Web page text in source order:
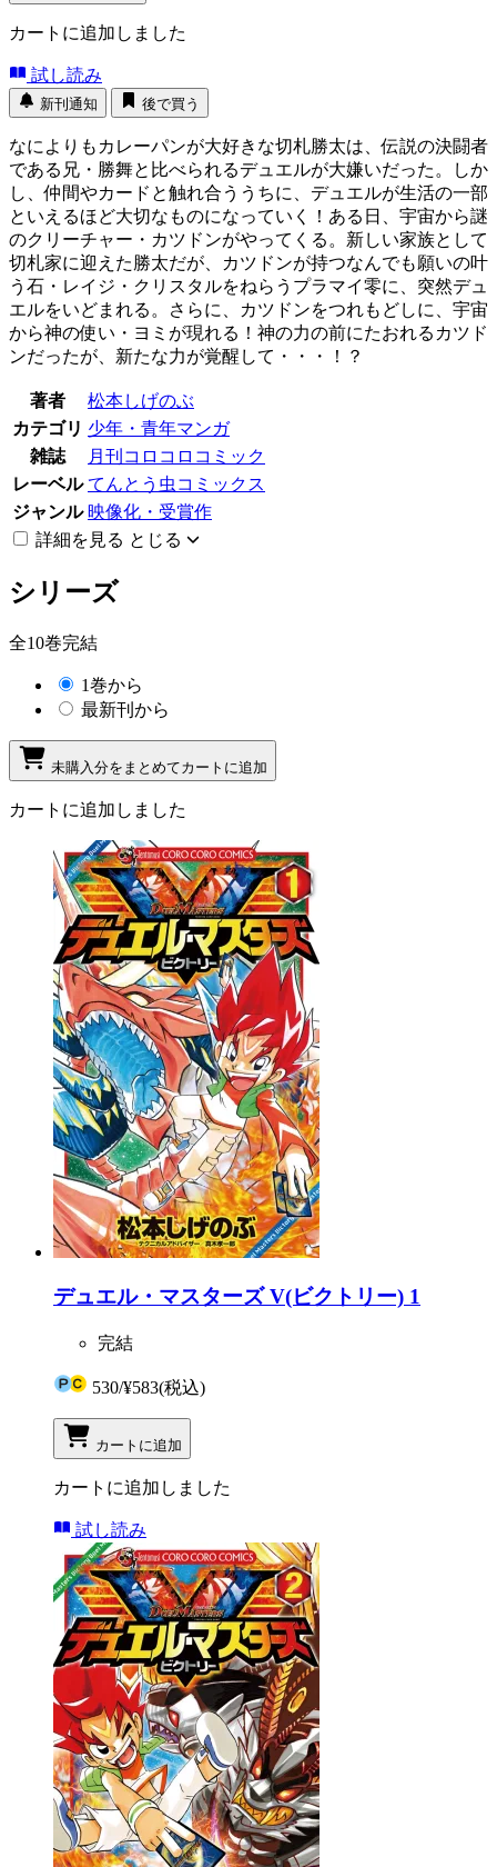
カートに追加しました
試し読み
新刊通知 後で買う
なによりもカレーパンが大好きな切札勝太は、伝説の決闘者
である兄・勝舞と比べられるデュエルが大嫌いだった。しか
し、仲間やカードと触れ合ううちに、デュエルが生活の一部
といえるほど大切なものになっていく！ある日、宇宙から謎
のクリーチャー・カツドンがやってくる。新しい家族として
切札家に迎えた勝太だが、カツドンが持つなんでも願いの叶
う石・レイジ・クリスタルをねらうプラマイ零に、突然デュ
エルをいどまれる。さらに、カツドンをつれもどしに、宇宙
から神の使い・ヨミが現れる！神の力の前にたおれるカツド
ンだったが、新たな力が覚醒して・・・！？
著者
松本しげのぶ
カテゴリ 少年・青年マンガ
雑誌
月刊コロコロコミック
レーベル てんとう虫コミックス
ジャンル 映像化・受賞作
詳細を見る とじる
シリーズ
全10巻完結
1巻から
最新刊から
未購入分をまとめてカートに追加
カートに追加しました
デュエル・マスターズ V(ビクトリー) 1
完結
530/¥583(税込)
カートに追加
カートに追加しました
試し読み